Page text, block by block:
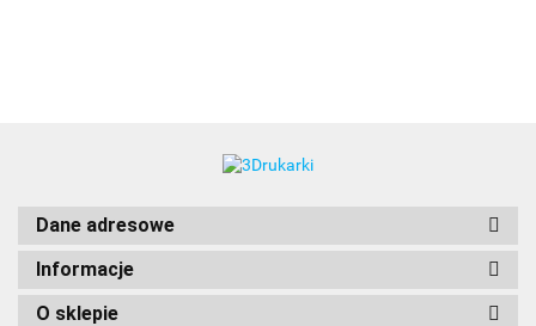
Dane adresowe
Informacje
O sklepie